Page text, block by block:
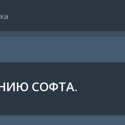
СОФТА.